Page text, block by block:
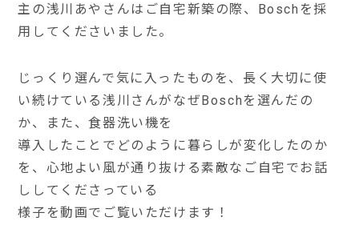
主の浅川あやさんはご自宅新築の際、Boschを採
用してくださいました。
じっくり選んで気に入ったものを、長く大切に使
い続けている浅川さんがなぜBoschを選んだの
か、また、食器洗い機を
導入したことでどのように暮らしが変化したのか
を、心地よい風が通り抜ける素敵なご自宅でお話
ししてくださっている
様子を動画でご覧いただけます！